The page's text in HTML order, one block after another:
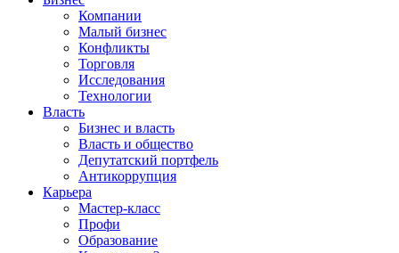
Компании
Малый бизнес
Конфликты
Торговля
Исследования
Технологии
Власть
Бизнес и власть
Власть и общество
Депутатский портфель
Антикоррупция
Карьера
Мастер-класс
Профи
Образование